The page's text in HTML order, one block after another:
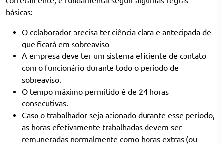
básicas:
O colaborador precisa ter ciência clara e antecipada de
que ficará em sobreaviso.
A empresa deve ter um sistema eficiente de contato
com o funcionário durante todo o período de
sobreaviso.
O tempo máximo permitido é de 24 horas
consecutivas.
Caso o trabalhador seja acionado durante esse período,
as horas efetivamente trabalhadas devem ser
remuneradas normalmente como horas extras (ou